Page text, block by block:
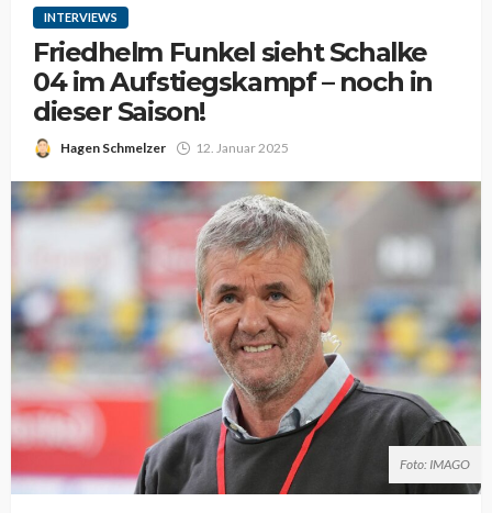
INTERVIEWS
Friedhelm Funkel sieht Schalke
04 im Aufstiegskampf – noch in
dieser Saison!
Hagen Schmelzer 12. Januar 2025
Foto: IMAGO